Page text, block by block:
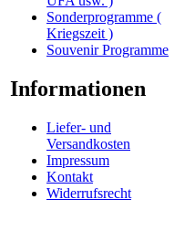
Sonderprogramme (
Kriegszeit )
Souvenir Programme
Informationen
Liefer- und
Versandkosten
Impressum
Kontakt
Widerrufsrecht